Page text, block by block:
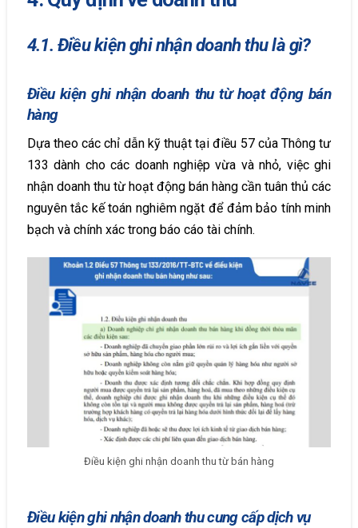
4.1. Điều kiện ghi nhận doanh thu là gì?
Điều kiện ghi nhận doanh thu từ hoạt động bán
hàng
Dựa theo các chỉ dẫn kỹ thuật tại điều 57 của Thông tư
133 dành cho các doanh nghiệp vừa và nhỏ, việc ghi
nhận doanh thu từ hoạt động bán hàng cần tuân thủ các
nguyên tắc kế toán nghiêm ngặt để đảm bảo tính minh
bạch và chính xác trong báo cáo tài chính.
Điều kiện ghi nhận doanh thu từ bán hàng
Điều kiện ghi nhận doanh thu cung cấp dịch vụ